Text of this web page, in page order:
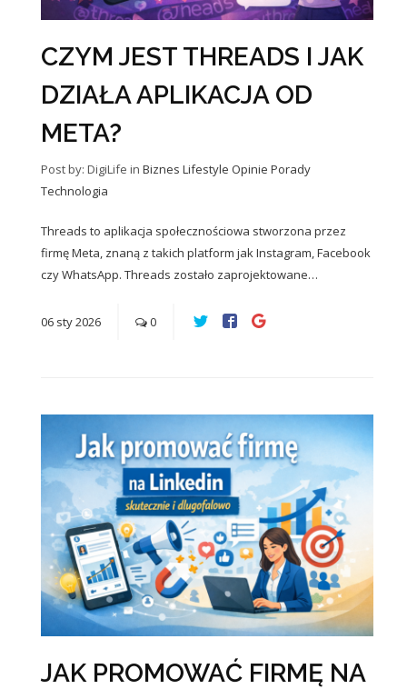
CZYM JEST THREADS I JAK
DZIAŁA APLIKACJA OD
META?
Post by: DigiLife in Biznes Lifestyle Opinie Porady
Technologia
Threads to aplikacja społecznościowa stworzona przez
firmę Meta, znaną z takich platform jak Instagram, Facebook
czy WhatsApp. Threads zostało zaprojektowane…
06 sty2026 0
JAK PROMOWAĆ FIRMĘ NA